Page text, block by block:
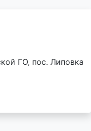
ГО, пос. Липовка